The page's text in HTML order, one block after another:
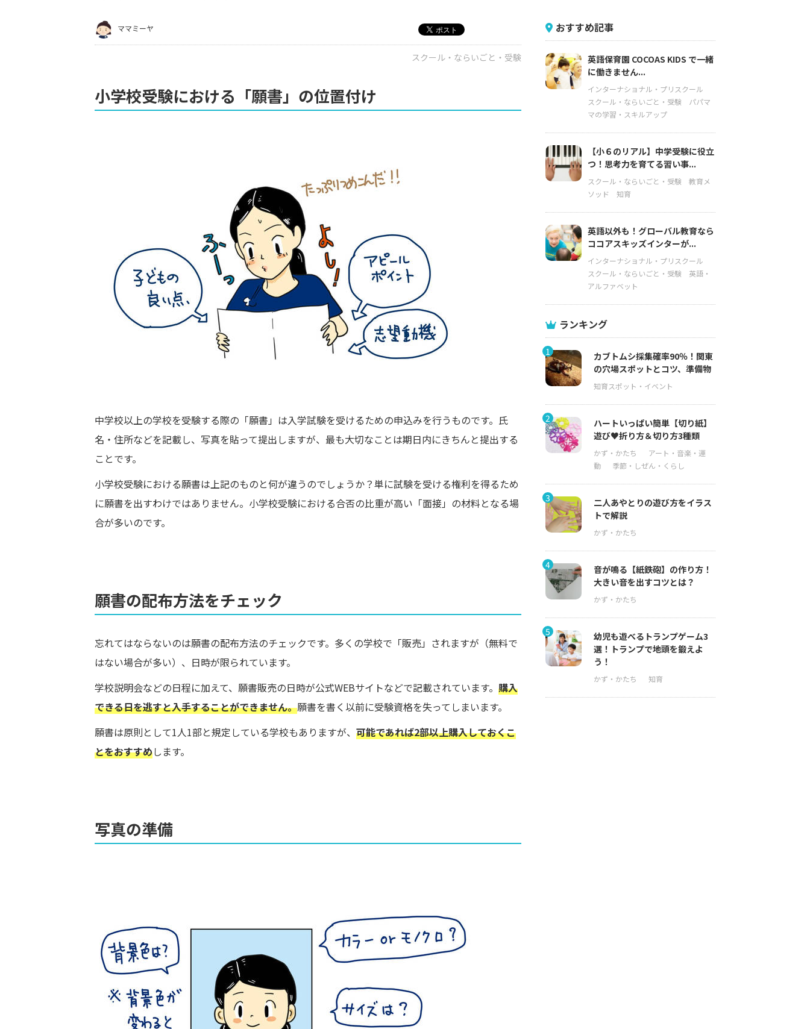
ママミーヤ
スクール・ならいごと・受験
小学校受験における「願書」の位置付け
中学校以上の学校を受験する際の「願書」は入学試験を受けるための申込みを行うものです。氏
名・住所などを記載し、写真を貼って提出しますが、最も大切なことは期日内にきちんと提出する
ことです。
小学校受験における願書は上記のものと何が違うのでしょうか？単に試験を受ける権利を得るため
に願書を出すわけではありません。小学校受験における合否の比重が高い「面接」の材料となる場
合が多いのです。
願書の配布方法をチェック
忘れてはならないのは願書の配布方法のチェックです。多くの学校で「販売」されますが（無料で
はない場合が多い）、日時が限られています。
学校説明会などの日程に加えて、願書販売の日時が公式WEBサイトなどで記載されています。 購入
できる日を逃すと入手することができません。願書を書く以前に受験資格を失ってしまいます。
願書は原則として1人1部と規定している学校もありますが、 可能であれば2部以上購入しておくこ
とをおすすめします。
写真の準備
おすすめ記事
英語保育園 COCOAS KIDS で一緒
に働きません...
インターナショナル・プリスクール
スクール・ならいごと・受験
パパマ
マの学習・スキルアップ
【小６のリアル】中学受験に役立
つ！思考力を育てる習い事...
スクール・ならいごと・受験
教育メ
ソッド
知育
英語以外も！グローバル教育なら
ココアスキッズインターが...
インターナショナル・プリスクール
スクール・ならいごと・受験
英語・
アルファベット
ランキング
1
カブトムシ採集確率90％！関東
の穴場スポットとコツ、準備物
2
ハートいっぱい簡単【切り紙】
遊び♥折り方＆切り方3種類
3
二人あやとりの遊び方をイラス
トで解説
4
音が鳴る【紙鉄砲】の作り方！
大きい音を出すコツとは？
5
幼児も遊べるトランプゲーム3
選！トランプで地頭を鍛えよ
う！